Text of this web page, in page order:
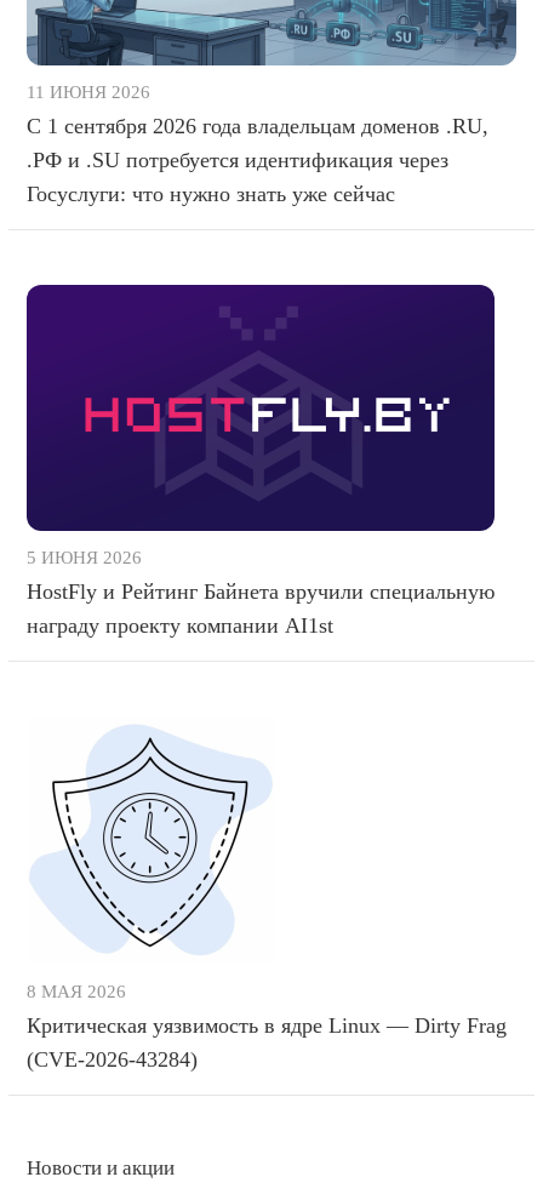
11 ИЮНЯ 2026
С 1 сентября 2026 года владельцам доменов .RU,
.РФ и .SU потребуется идентификация через
Госуслуги: что нужно знать уже сейчас
5 ИЮНЯ 2026
HostFly и Рейтинг Байнета вручили специальную
награду проекту компании AI1st
8 МАЯ 2026
Критическая уязвимость в ядре Linux — Dirty Frag
(CVE-2026-43284)
Новости и акции